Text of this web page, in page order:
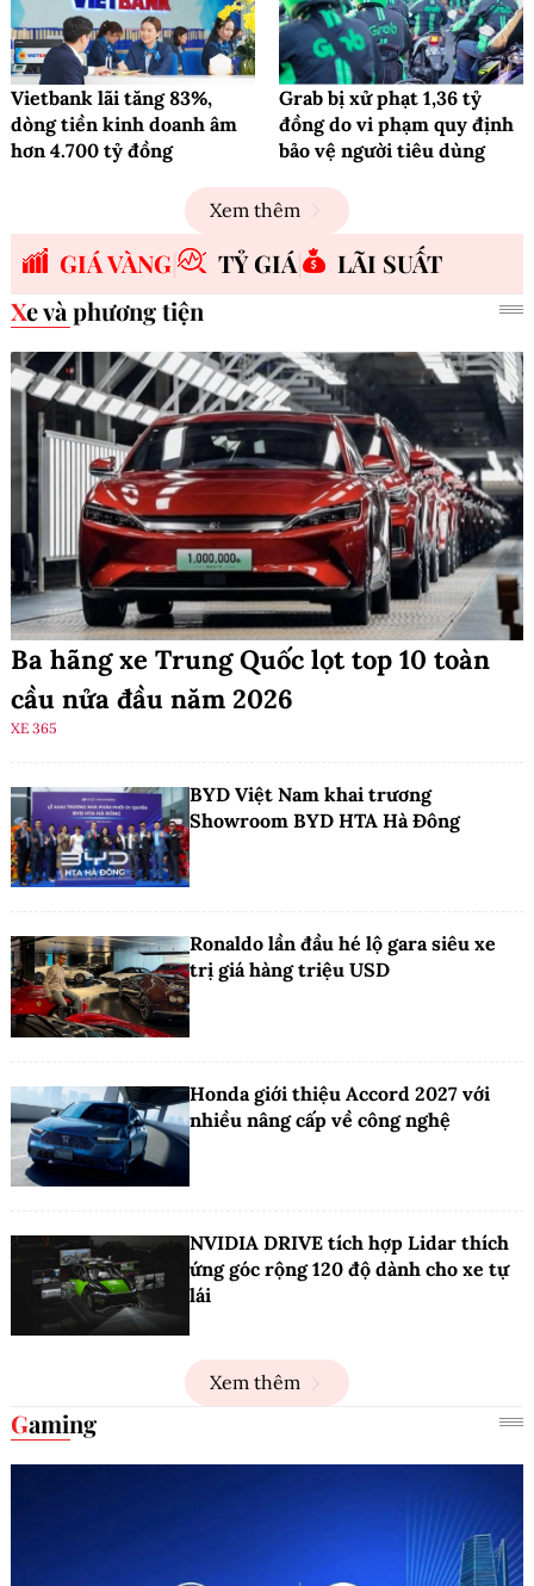
Vietbank lãi tăng 83%,
dòng tiền kinh doanh âm
hơn 4.700 tỷ đồng
Grab bị xử phạt 1,36 tỷ
đồng do vi phạm quy định
bảo vệ người tiêu dùng
Xem thêm
GIÁ VÀNG TỶ GIÁ
LÃI SUẤT
Xe và phương tiện
Ba hãng xe Trung Quốc lọt top 10 toàn
cầu nửa đầu năm 2026
XE 365
BYD Việt Nam khai trương
Showroom BYD HTA Hà Đông
Ronaldo lần đầu hé lộ gara siêu xe
trị giá hàng triệu USD
Honda giới thiệu Accord 2027 với
nhiều nâng cấp về công nghệ
NVIDIA DRIVE tích hợp Lidar thích
ứng góc rộng 120 độ dành cho xe tự
lái
Xem thêm
Gaming